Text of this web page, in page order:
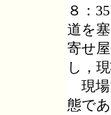
８：
道を
寄せ
し，
現場
態で